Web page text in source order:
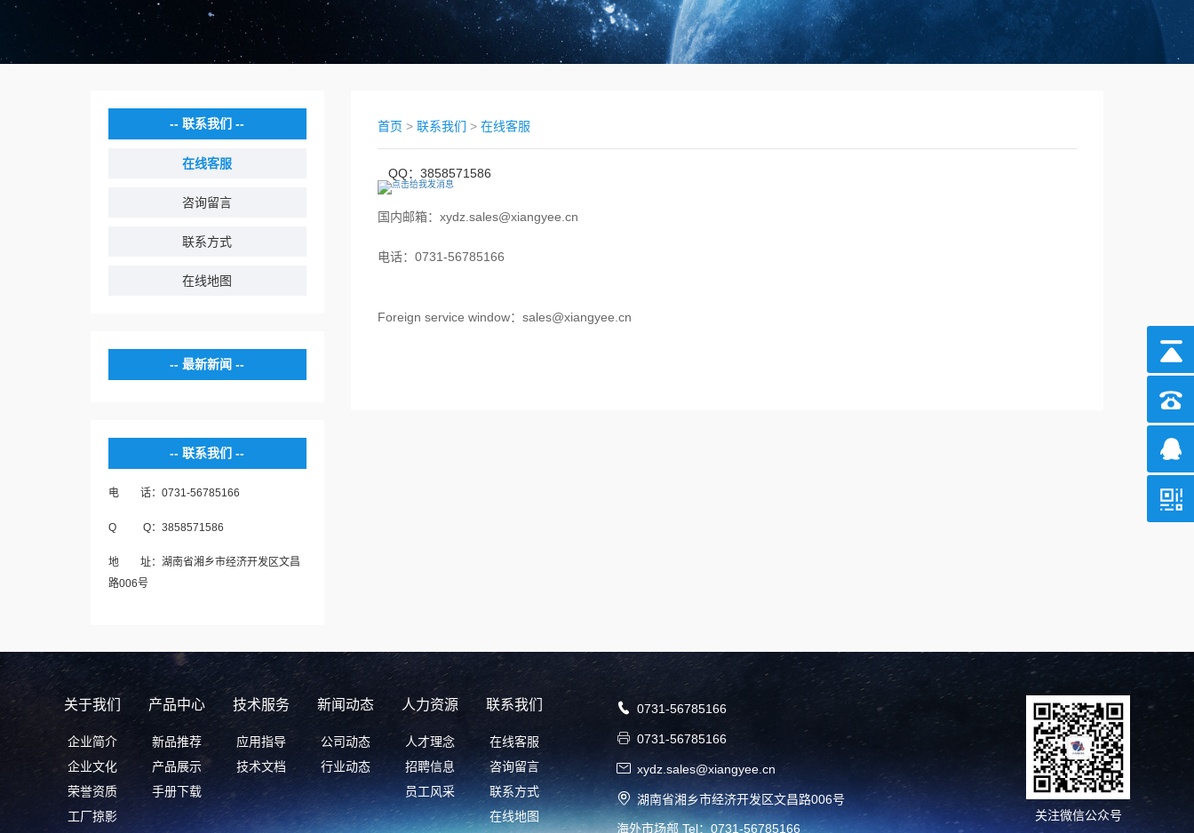
联系我们
在线客服
咨询留言
联系方式
在线地图
最新新闻
联系我们
电 话：0731-56785166
Q Q：3858571586
地 址：湖南省湘乡市经济开发区文昌
路006号
首页 > 联系我们 > 在线客服
QQ：3858571586
国内邮箱：xydz.sales@xiangyee.cn
电话：0731-56785166
Foreign service window：sales@xiangyee.cn
关于我们
企业简介
企业文化
荣誉资质
工厂掠影
产品中心
新品推荐
产品展示
手册下载
技术服务
应用指导
技术文档
新闻动态
公司动态
行业动态
人力资源
人才理念
招聘信息
员工风采
联系我们
在线客服
咨询留言
联系方式
在线地图
 0731-56785166
 0731-56785166
 xydz.sales@xiangyee.cn
湖南省湘乡市经济开发区文昌路006号
海外市场部 Tel：0731-56785166
关注微信公众号